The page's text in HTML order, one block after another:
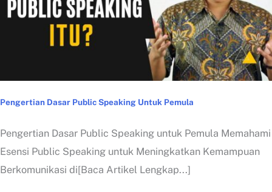
Pengertian Dasar Public Speaking Untuk Pemula
Pengertian Dasar Public Speaking untuk Pemula Memahami
Esensi Public Speaking untuk Meningkatkan Kemampuan
Berkomunikasi di[Baca Artikel Lengkap...]